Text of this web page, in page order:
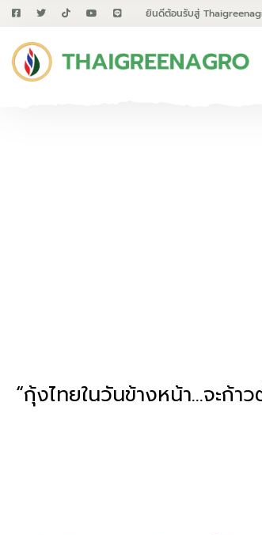
ยินดีต้อนรับสู่
“กุ้งไทยในวันข้างหน้า…จะก้า